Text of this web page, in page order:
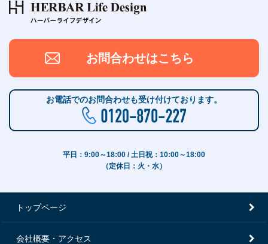
お問合わせはこちら
お電話でのお問合わせも受け付けております。
平日：9:00～18:00 / 土日祝：10:00～18:00
（定休日：火・水）
トップページ
会社概要・アクセス